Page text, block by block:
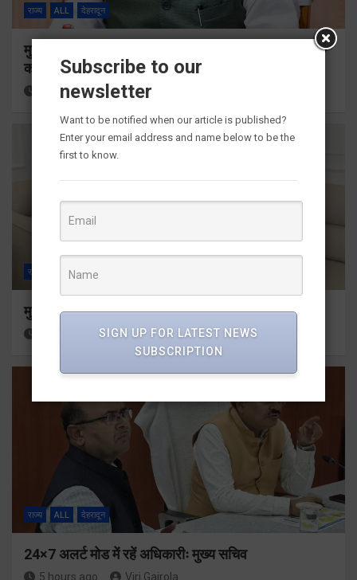
राज्य ALL देहरादून
मुख्यमंत्री ने प्रदान की विभिन्न विकास योजनाओं के लिए 1967
करोड़ की वित्तीय स्वीकृति
3 hours ago Viri Gairola
राज्य देहरादून
मुख्यमंत्री से महानिदेशक एनसीसी ने की शिष्टाचार भेंट
Viri Gairola
राज्य ALL देहरादून
24×7 अलर्ट मोड में रहें अधिकारीः मुख्य सचिव
5 hours ago Viri Gairola
Subscribe to our
newsletter
Want to be notified when our article is published?
Enter your email address and name below to be the
first to know.
SIGN UP FOR LATEST NEWS
SUBSCRIPTION